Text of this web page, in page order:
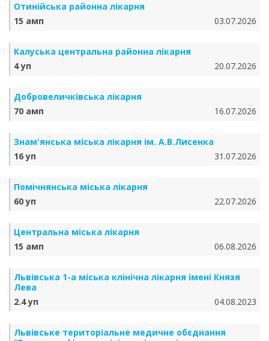
Отинійська районна лікарня
15 амп
03.07.2026
Калуська центральна районна лікарня
4 уп
20.07.2026
Добровеличківська лікарня
70 амп
16.07.2026
Знам'янська міська лікарня ім. А.В.Лисенка
16 уп
31.07.2026
Помічнянська міська лікарня
60 уп
22.07.2026
Центральна міська лікарня
15 амп
06.08.2026
Львівська 1-а міська клінічна лікарня імені Князя
Лева
2.4 уп
04.08.2023
Львівське територіальне медичне обєднання